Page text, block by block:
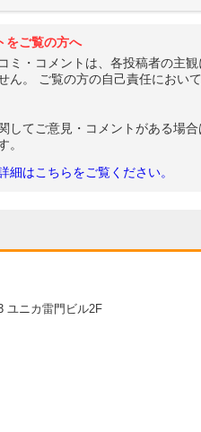
をご覧の方へ
ミ・コメントは、各投稿者の主
ん。 ご覧の方の自己責任におい
してご意見・コメントがある場
。
はこちらをご覧ください。
ユニカ雷門ビル2F